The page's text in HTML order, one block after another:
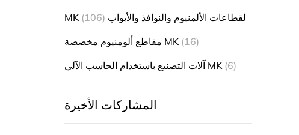
MK لقطاعات الألمنيوم والنوافذ والأبواب (106)
مقاطع ألومنيوم مخصصة MK (16)
آلات التصنيع باستخدام الحاسب الآلي MK (6)
المشاركات الأخيرة